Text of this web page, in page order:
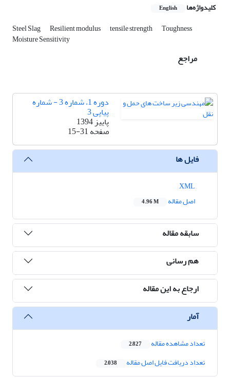
کلیدواژه‌ها English
Steel Slag Resilient modulus tensile strength Toughness
Moisture Sensitivity
مراجع
دوره 1، شماره 3 - شماره
پیاپی 3
پاییز 1394
صفحه15-31
فایل ها
اصل مقاله
4.96 M
سابقه مقاله
هم رسانی
ارجاع به این مقاله
آمار
تعداد مشاهده مقاله 2,827
تعداد دریافت فایل اصل مقاله 2,038